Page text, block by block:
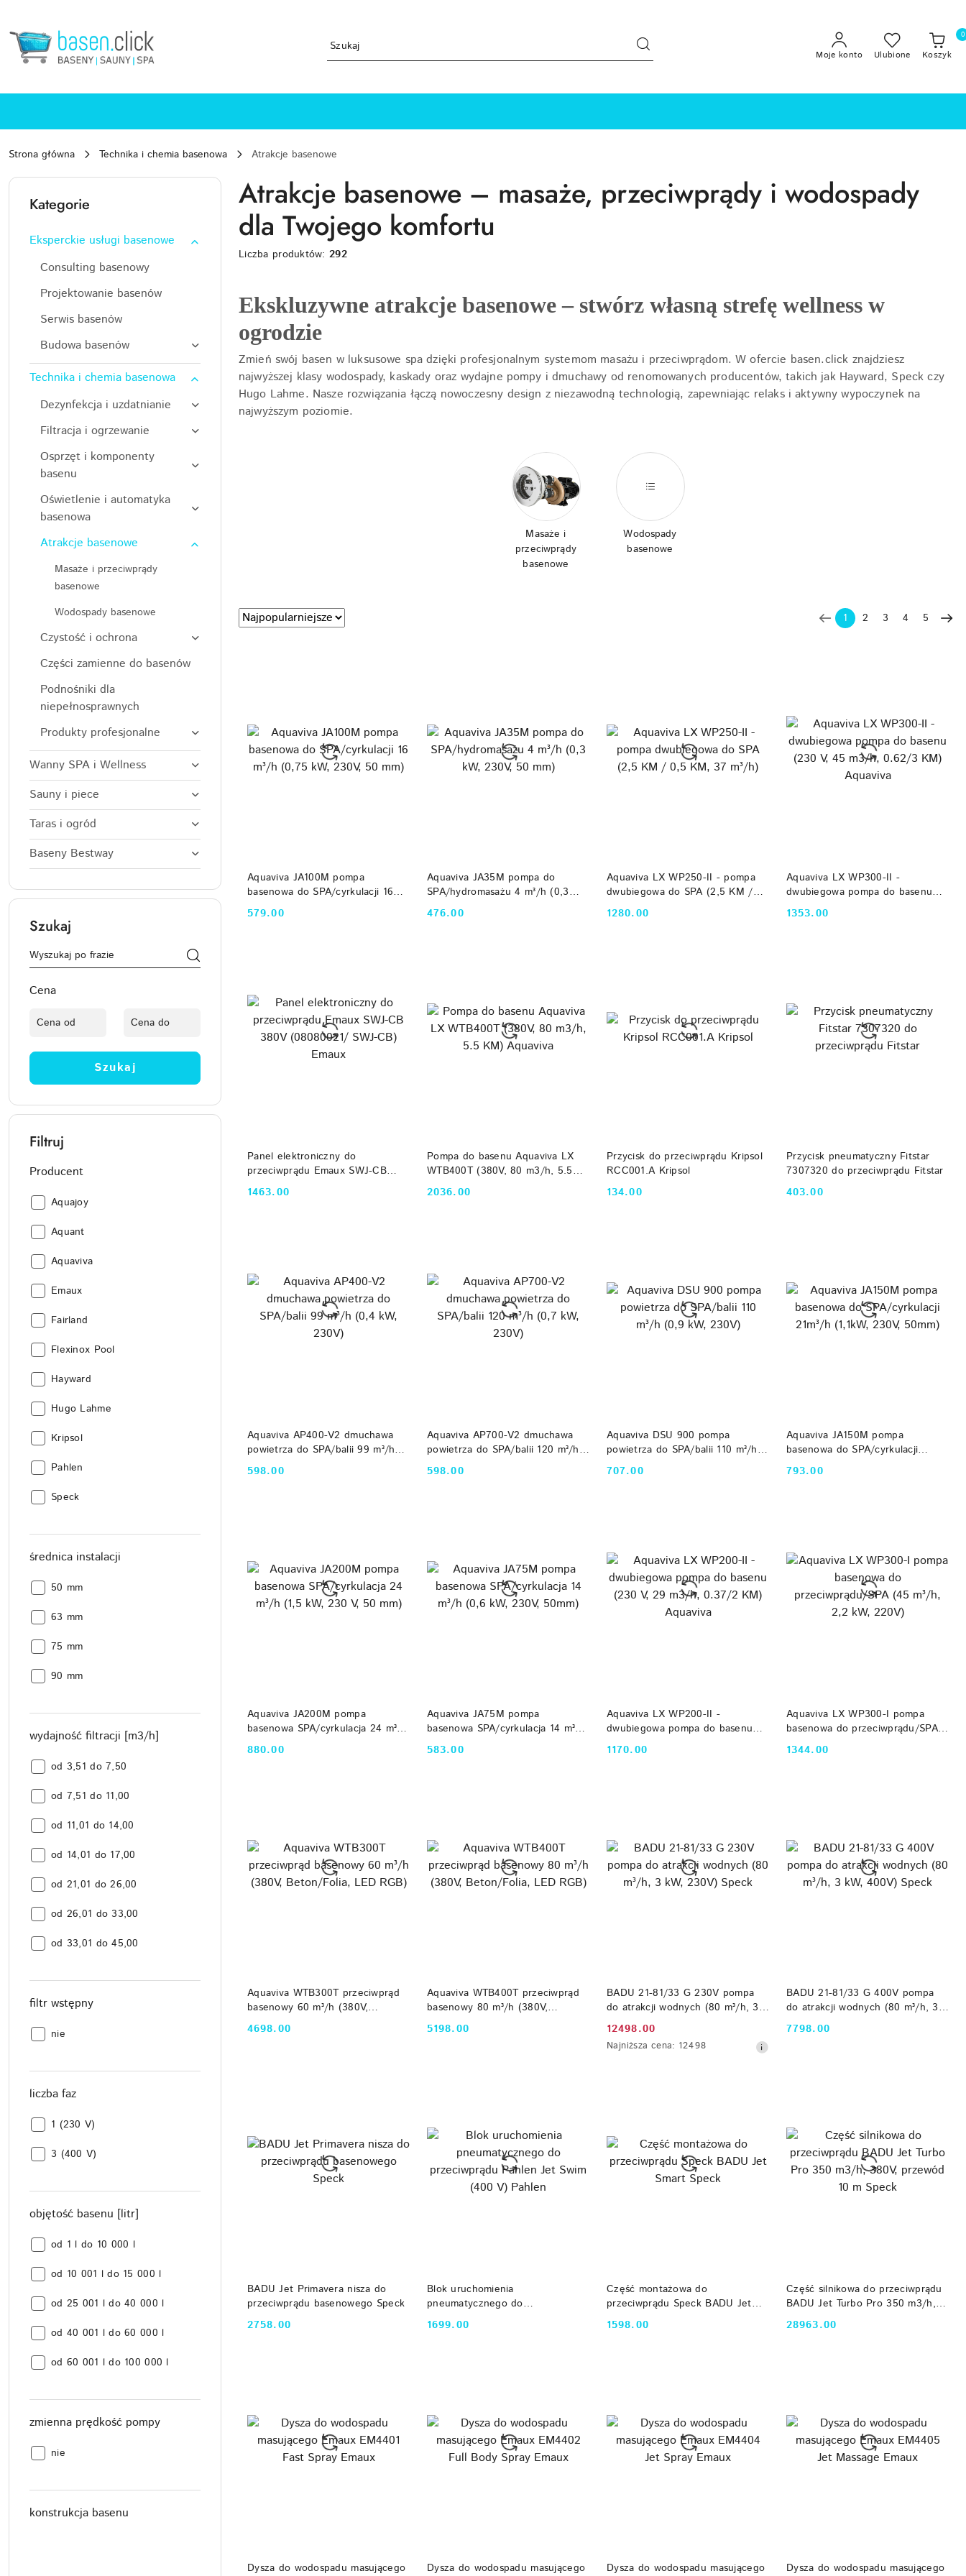
Moje konto Ulubione Koszyk
0
Strona główna Technika i chemia basenowa Atrakcje basenowe
Kategorie
Eksperckie usługi basenowe
Consulting basenowy
Projektowanie basenów
Serwis basenów
Budowa basenów
Technika i chemia basenowa
Dezynfekcja i uzdatnianie
Filtracja i ogrzewanie
Osprzęt i komponenty
basenu
Oświetlenie i automatyka
basenowa
Atrakcje basenowe
Masaże i przeciwprądy
basenowe
Wodospady basenowe
Czystość i ochrona
Części zamienne do basenów
Podnośniki dla
niepełnosprawnych
Produkty profesjonalne
Wanny SPA i Wellness
Sauny i piece
Taras i ogród
Baseny Bestway
Szukaj
Cena
Szukaj
Filtruj
Producent
Producent:
Aquajoy
Producent:
Aquant
Producent:
Aquaviva
Producent:
Emaux
Producent:
Fairland
Producent:
Flexinox Pool
Producent:
Hayward
Producent:
Hugo Lahme
Producent:
Kripsol
Producent:
Pahlen
Producent:
Speck
średnica instalacji
średnica
50 mm
średnica
63 mm
średnica
75 mm
średnica
90 mm
wydajność filtracji [m3/h]
wydajność
[m3/h]:
od 3,51 do 7,50
wydajność
[m3/h]:
od 7,51 do 11,00
wydajność
[m3/h]:
od 11,01 do 14,00
wydajność
[m3/h]:
od 14,01 do 17,00
wydajność
[m3/h]:
od 21,01 do 26,00
wydajność
[m3/h]:
od 26,01 do 33,00
wydajność
od 33,01 do 45,00
filtr wstępny
filtr
nie
liczba faz
liczba
1 (230 V)
liczba
3 (400 V)
objętość basenu [litr]
objętość
[litr]:
od 1 l do 10 000 l
objętość
[litr]:
od 10 001 l do 15 000 l
objętość
[litr]:
od 25 001 l do 40 000 l
objętość
[litr]:
od 40 001 l do 60 000 l
objętość
od 60 001 l do 100 000 l
zmienna prędkość pompy
zmienna
nie
konstrukcja basenu
Atrakcje basenowe – masaże, przeciwprądy i wodospady
dla Twojego komfortu
Liczba produktów:292
Ekskluzywne atrakcje basenowe – stwórz własną strefę wellness w
ogrodzie
Zmień swój basen w luksusowe spa dzięki profesjonalnym systemom masażu i przeciwprądom. W ofercie basen.click znajdziesz
najwyższej klasy wodospady, kaskady oraz wydajne pompy i dmuchawy od renomowanych producentów, takich jak Hayward, Speck czy
Hugo Lahme. Nasze rozwiązania łączą nowoczesny design z niezawodną technologią, zapewniając relaks i aktywny wypoczynek na
najwyższym poziomie.
Masaże i
przeciwprądy
basenowe
Wodospady
basenowe
Zastosowano
sortowanie:
Sortuj
według
1 2 3 4 5
Aquaviva JA100M pompa
basenowa do SPA/cyrkulacji 16
m³/h (0,75 kW, 230V, 50 mm)
Cena:
579.00
DO KOSZYKA
Aquaviva JA35M pompa do
SPA/hydromasażu 4 m³/h (0,3
kW, 230V, 50 mm)
Cena:
476.00
DO KOSZYKA
Aquaviva LX WP250-II - pompa
dwubiegowa do SPA (2,5 KM /
0,5 KM, 37 m³/h)
Cena:
1280.00
DO KOSZYKA
Aquaviva LX WP300-II -
dwubiegowa pompa do basenu
(230 V, 45 m3/h, 0.62/3 KM)
Aquaviva
Cena:
1353.00
DO KOSZYKA
Panel elektroniczny do
przeciwprądu Emaux SWJ-CB
380V (08080021/ SWJ-CB)
Emaux
Cena:
1463.00
DO KOSZYKA
Pompa do basenu Aquaviva LX
WTB400T (380V, 80 m3/h, 5.5
KM) Aquaviva
Cena:
2036.00
DO KOSZYKA
Przycisk do przeciwprądu Kripsol
RCC001.A Kripsol
Cena:
134.00
DO KOSZYKA
Przycisk pneumatyczny Fitstar
7307320 do przeciwprądu Fitstar
Cena:
403.00
DO KOSZYKA
Aquaviva AP400-V2 dmuchawa
powietrza do SPA/balii 99 m³/h
(0,4 kW, 230V)
Cena:
598.00
DO KOSZYKA
Aquaviva AP700-V2 dmuchawa
powietrza do SPA/balii 120 m³/h
(0,7 kW, 230V)
Cena:
598.00
DO KOSZYKA
Aquaviva DSU 900 pompa
powietrza do SPA/balii 110 m³/h
(0,9 kW, 230V)
Cena:
707.00
DO KOSZYKA
Aquaviva JA150M pompa
basenowa do SPA/cyrkulacji
21m³/h (1,1kW, 230V, 50mm)
Cena:
793.00
DO KOSZYKA
Aquaviva JA200M pompa
basenowa SPA/cyrkulacja 24 m³/h
(1,5 kW, 230 V, 50 mm)
Cena:
880.00
DO KOSZYKA
Aquaviva JA75M pompa
basenowa SPA/cyrkulacja 14 m³/h
(0,6 kW, 230V, 50mm)
Cena:
583.00
DO KOSZYKA
Aquaviva LX WP200-II -
dwubiegowa pompa do basenu
(230 V, 29 m3/h, 0.37/2 KM)
Aquaviva
Cena:
1170.00
DO KOSZYKA
Aquaviva LX WP300-I pompa
basenowa do przeciwprądu/SPA
(45 m³/h, 2,2 kW, 220V)
Cena:
1344.00
DO KOSZYKA
Aquaviva WTB300T przeciwprąd
basenowy 60 m³/h (380V,
Beton/Folia, LED RGB)
Cena:
4698.00
DO KOSZYKA
Aquaviva WTB400T przeciwprąd
basenowy 80 m³/h (380V,
Beton/Folia, LED RGB)
Cena:
5198.00
DO KOSZYKA
BADU 21-81/33 G 230V pompa
do atrakcji wodnych (80 m³/h, 3
kW, 230V) Speck
Cena
promocyjna:
12498.00
Najniższa
Najniższa cena: 12498
DO KOSZYKA
BADU 21-81/33 G 400V pompa
do atrakcji wodnych (80 m³/h, 3
kW, 400V) Speck
Cena:
7798.00
DO KOSZYKA
BADU Jet Primavera nisza do
przeciwprądu basenowego Speck
Cena:
2758.00
Blok uruchomienia
pneumatycznego do
przeciwprądu Pahlen Jet Swim
(400 V) Pahlen
Cena:
1699.00
Część montażowa do
przeciwprądu Speck BADU Jet
Smart Speck
Cena:
1598.00
DO KOSZYKA
Część silnikowa do przeciwprądu
BADU Jet Turbo Pro 350 m3/h,
380V, przewód 10 m Speck
Cena:
28963.00
DO KOSZYKA
Dysza do wodospadu masującego
DO KOSZYKA
Dysza do wodospadu masującego
DO KOSZYKA
Dysza do wodospadu masującego
DO KOSZYKA
Dysza do wodospadu masującego
DO KOSZYKA